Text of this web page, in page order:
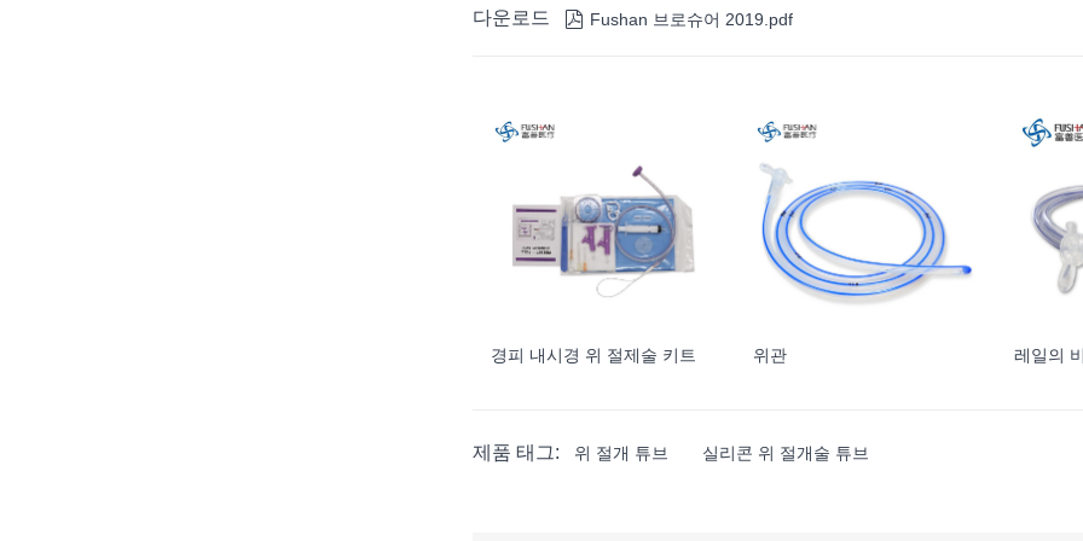
다운로드  Fushan 브로슈어 2019.pdf
경피 내시경 위 절제술 키트 위관 레일의
제품 태그: 위 절개 튜브 실리콘 위 절개술 튜브